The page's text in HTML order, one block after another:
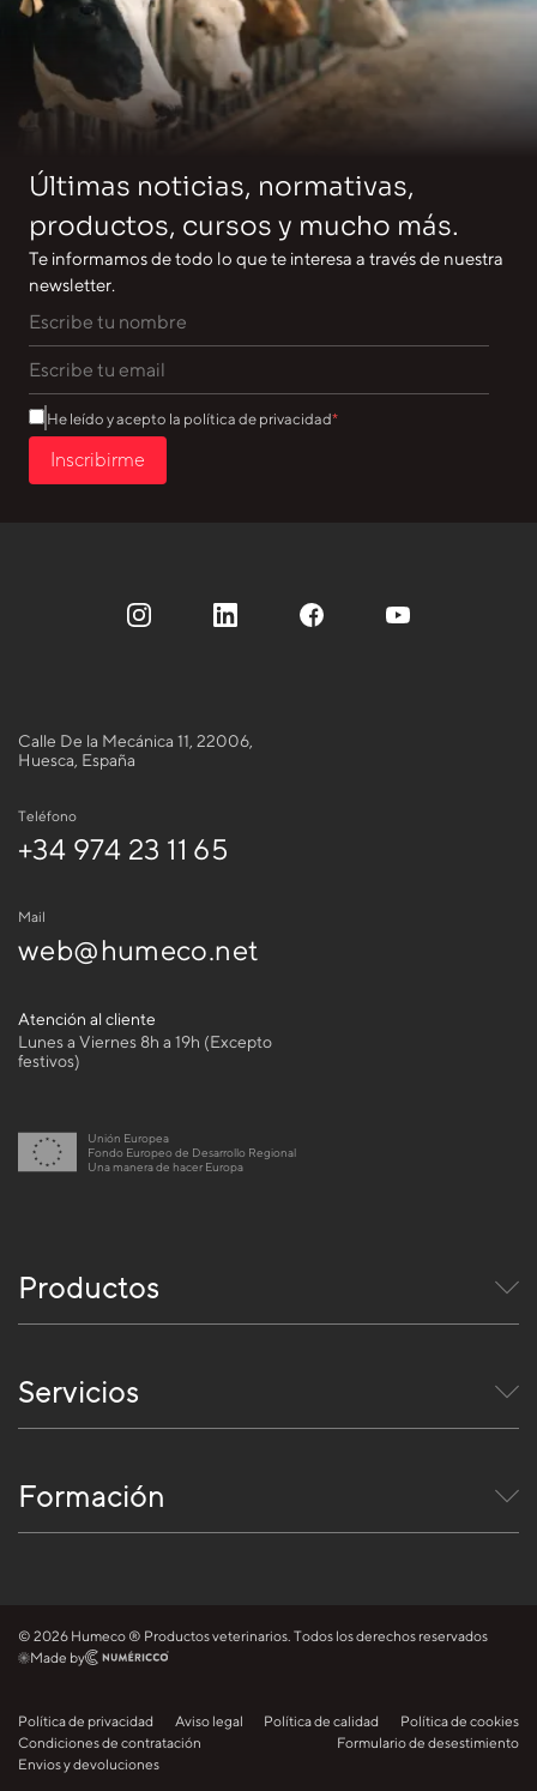
Últimas noticias, normativas,
productos, cursos y mucho más.
Te informamos de todo lo que te interesa a través de nuestra
newsletter.
He leído y acepto la política de privacidad
Inscribirme
Calle De la Mecánica 11, 22006,
Huesca, España
Teléfono
+34 974 23 11 65
Mail
web@humeco.net
Atención al cliente
Lunes a Viernes 8h a 19h (Excepto
festivos)
Unión Europea
Fondo Europeo de Desarrollo Regional
Una manera de hacer Europa
Productos
Servicios
Formación
© 2026 Humeco ® Productos veterinarios. Todos los derechos reservados
Made by
Política de privacidad Aviso legal Política de calidad
Política de cookies
Condiciones de contratación
Formulario de desestimiento
Envios y devoluciones